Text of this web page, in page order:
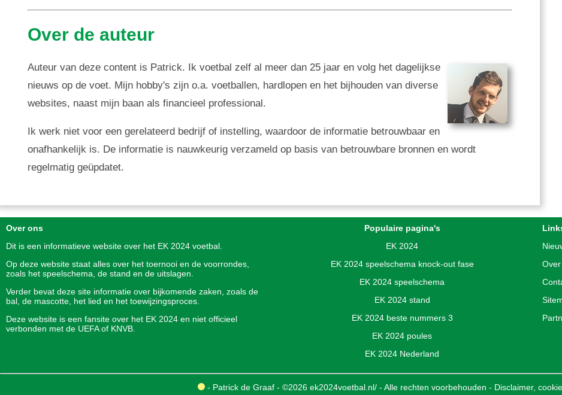
Over de auteur
Auteur van deze content is Patrick. Ik voetbal zelf al meer dan 25 jaar en volg het dagelijkse
nieuws op de voet. Mijn hobby's zijn o.a. voetballen, hardlopen en het bijhouden van diverse
websites, naast mijn baan als financieel professional.
Ik werk niet voor een gerelateerd bedrijf of instelling, waardoor de informatie betrouwbaar en
onafhankelijk is. De informatie is nauwkeurig verzameld op basis van betrouwbare bronnen en wordt
regelmatig geüpdatet.
Over ons
Dit is een informatieve website over het EK 2024 voetbal.
Op deze website staat alles over het toernooi en de voorrondes,
zoals het speelschema, de stand en de uitslagen.
Verder bevat deze site informatie over bijkomende zaken, zoals de
bal, de mascotte, het lied en het toewijzingsproces.
Deze website is een fansite over het EK 2024 en niet officieel
verbonden met de UEFA of KNVB.
Populaire pagina's
EK 2024
EK 2024 speelschema knock-out fase
EK 2024 speelschema
EK 2024 stand
EK 2024 beste nummers 3
EK 2024 poules
EK 2024 Nederland
- Patrick de Graaf - ©2026 ek2024voetbal.nl/ - Alle rechten voorbehouden - Disclaimer,